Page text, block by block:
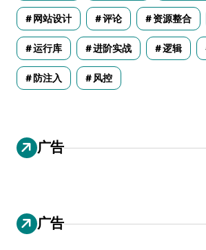
网站设计 评论 资源整合
运行库 进阶实战 逻辑
防注入 风控
广告
广告